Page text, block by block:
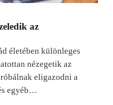
az
életében különleges
nézegetik az
eligazodni a
egyéb…